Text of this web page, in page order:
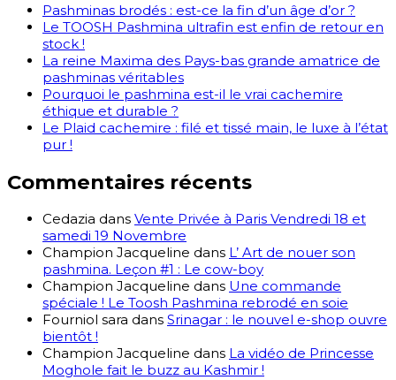
Pashminas brodés : est-ce la fin d’un âge d’or ?
Le TOOSH Pashmina ultrafin est enfin de retour en
stock !
La reine Maxima des Pays-bas grande amatrice de
pashminas véritables
Pourquoi le pashmina est-il le vrai cachemire
éthique et durable ?
Le Plaid cachemire : filé et tissé main, le luxe à l’état
pur !
Commentaires récents
Cedazia dans Vente Privée à Paris Vendredi 18 et
samedi 19 Novembre
Champion Jacqueline dans L’ Art de nouer son
pashmina. Leçon #1 : Le cow-boy
Champion Jacqueline dans Une commande
spéciale ! Le Toosh Pashmina rebrodé en soie
Fourniol sara dans Srinagar : le nouvel e-shop ouvre
bientôt !
Champion Jacqueline dans La vidéo de Princesse
Moghole fait le buzz au Kashmir !